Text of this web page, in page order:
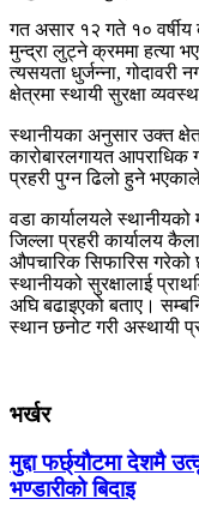
गत असार १२ गते १०
मुन्द्रा लुट्ने क्रममा हत्या
त्यसयता धुर्जन्ना, गोदावरी
क्षेत्रमा स्थायी सुरक्षा
स्थानीयका अनुसार उक्त
कारोबारलगायत
प्रहरी पुग्न ढिलो हुने
वडा कार्यालयले स्थानीयको
जिल्ला प्रहरी कार्यालय
औपचारिक सिफारिस गरेको
स्थानीयको सुरक्षालाई
अघि बढाइएको बताए।
स्थान छनोट गरी अस्थायी
भर्खर
मुद्दा फर्छ्यौटमा देशमै
भण्डारीको बिदाइ